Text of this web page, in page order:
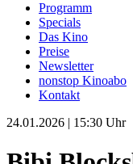
Programm
Specials
Das Kino
Preise
Newsletter
nonstop Kinoabo
Kontakt
24.01.2026 | 15:30 Uhr